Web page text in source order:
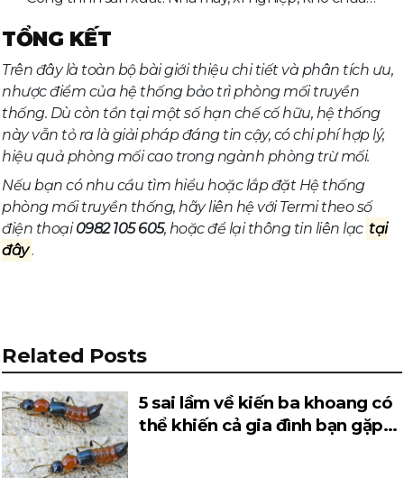
TỔNG KẾT
Trên đây là toàn bộ bài giới thiệu chi tiết và phân tích ưu,
nhược điểm của hệ thống bảo trì phòng mối truyền
thống. Dù còn tồn tại một số hạn chế cố hữu, hệ thống
này vẫn tỏ ra là giải pháp đáng tin cậy, có chi phí hợp lý,
hiệu quả phòng mối cao trong ngành phòng trừ mối.
Nếu bạn có nhu cầu tìm hiểu hoặc lắp đặt Hệ thống
phòng mối truyền thống, hãy liên hệ với Termi theo số
điện thoại0982 105 605, hoặc để lại thông tin liên lạc tại
đây .
Related Posts
5 sai lầm về kiến ba khoang có
thể khiến cả gia đình bạn gặp